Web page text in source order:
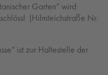
Garten“ wird
(Hilmteichstraße Nr.
ist zur Haltestelle der